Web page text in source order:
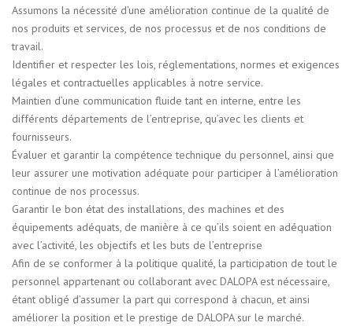
Assumons la nécessité d’une amélioration continue de la qualité de
nos produits et services, de nos processus et de nos conditions de
travail.
Identifier et respecter les lois, réglementations, normes et exigences
légales et contractuelles applicables à notre service.
Maintien d’une communication fluide tant en interne, entre les
différents départements de l’entreprise, qu’avec les clients et
fournisseurs.
Évaluer et garantir la compétence technique du personnel, ainsi que
leur assurer une motivation adéquate pour participer à l’amélioration
continue de nos processus.
Garantir le bon état des installations, des machines et des
équipements adéquats, de manière à ce qu’ils soient en adéquation
avec l’activité, les objectifs et les buts de l’entreprise
Afin de se conformer à la politique qualité, la participation de tout le
personnel appartenant ou collaborant avec DALOPA est nécessaire,
étant obligé d’assumer la part qui correspond à chacun, et ainsi
améliorer la position et le prestige de DALOPA sur le marché.